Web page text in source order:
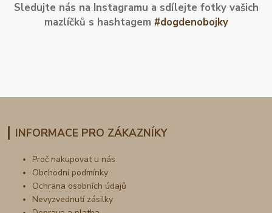
Sledujte nás na Instagramu a sdílejte fotky vašich
mazlíčků s hashtagem #dogdenobojky
INFORMACE PRO ZÁKAZNÍKY
Proč nakupovat u nás
Obchodní podmínky
Ochrana osobních údajů
Nevyzvednutí zásilky